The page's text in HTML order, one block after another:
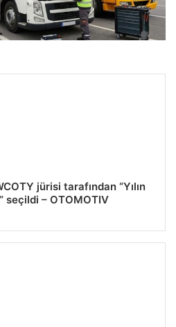
Güç Sistemleri –
jürisi tarafından “Yılın
seçildi – OTOMOTIV